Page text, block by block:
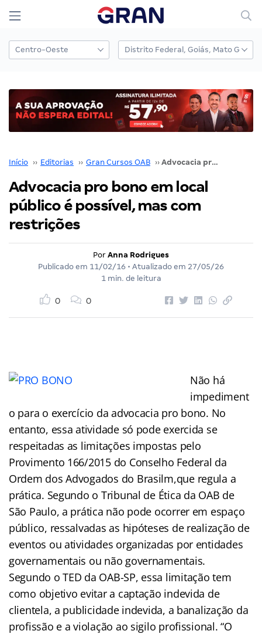
Início ›› Editorias ›› Gran Cursos OAB ›› Advocacia pro bono em local público é possível, mas com restrições
Advocacia pro bono em local
público é possível, mas com
restrições
Por Anna Rodrigues
Publicado em 11/02/16 • Atualizado em 27/05/26
1 min. de leitura
0 0
Não há
impediment
o para o exercício da advocacia pro bono. No
entanto, essa atividade só pode exercida se
respeitadas as limitações impostas pelo
Provimento 166/2015 do Conselho Federal da
Ordem dos Advogados do Brasilm,que regula a
prática. Segundo o Tribunal de Ética da OAB de
São Paulo, a prática não pode ocorrer em espaço
público, ressalvadas as hipóteses de realização de
eventos ou atividades organizadas por entidades
governamentais ou não governamentais.
Segundo o TED da OAB-SP, essa limitação tem
como objetivo evitar a captação indevida de
clientela, a publicidade indevida, a banalização da
profissão e a violação ao sigilo profissional. “O